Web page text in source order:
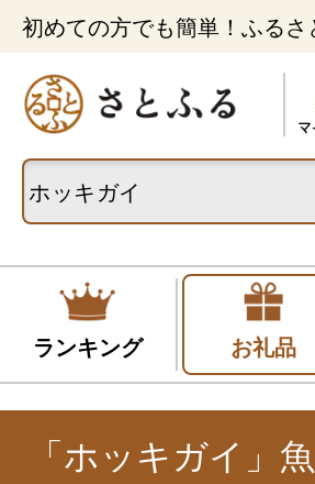
初めての方でも簡単！ふるさ
ランキング お礼品
「ホッキガイ」